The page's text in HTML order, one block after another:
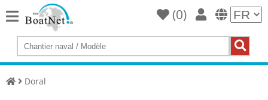
Home
Acheter
yacht
(0)
Doral